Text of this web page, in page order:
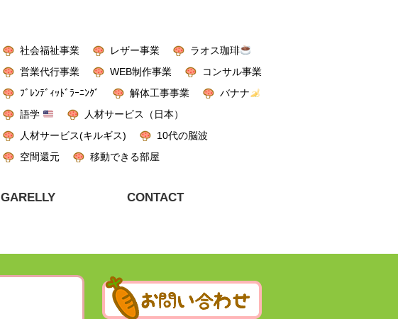
社会福祉事業 レザー事業
ラオス珈琲
営業代行事業
WEB制作事業
コンサル事業
ﾌﾞﾚﾝﾃﾞｨｯﾄﾞﾗｰﾆﾝｸﾞ
解体工事事業
バナナ
語学
人材サービス（日本）
人材サービス(キルギス)
10代の脳波
空間還元
移動できる部屋
GARELLY CONTACT